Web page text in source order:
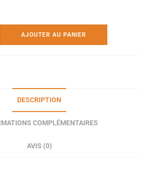
AJOUTER AU PANIER
DESCRIPTION
COMPLÉMENTAIRES
AVIS (0)